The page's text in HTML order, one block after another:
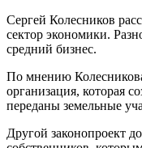
Сергей Колесников
сектор экономики.
средний бизнес.
По мнению
организация, которая
переданы земельные
Другой законопроект